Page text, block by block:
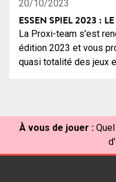
20/10/2023
ESSEN SPIEL 2023 :
La Proxi-team s'est
édition 2023 et vous
quasi totalité des jeux
À vous de jouer :